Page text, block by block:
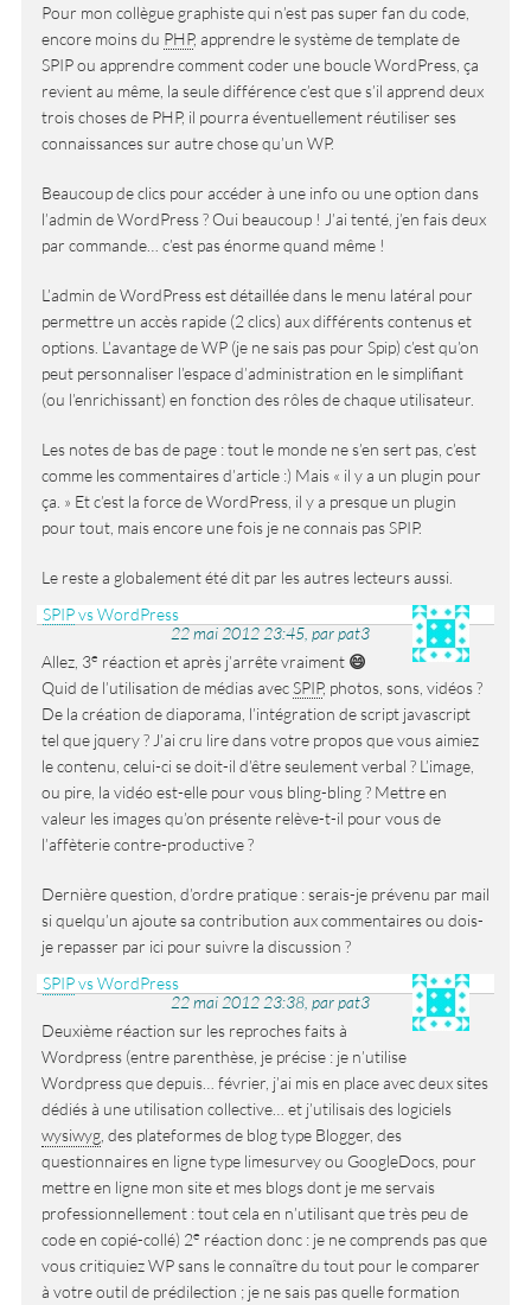
Pour mon collègue graphiste qui n’est pas super fan du code,
encore moins du PHP, apprendre le système de template de
SPIP ou apprendre comment coder une boucle WordPress, ça
revient au même, la seule différence c’est que s’il apprend deux
trois choses de PHP, il pourra éventuellement réutiliser ses
connaissances sur autre chose qu’un WP.
Beaucoup de clics pour accéder à une info ou une option dans
l’admin de WordPress ? Oui beaucoup ! J’ai tenté, j’en fais deux
par commande… c’est pas énorme quand même !
L’admin de WordPress est détaillée dans le menu latéral pour
permettre un accès rapide (2 clics) aux différents contenus et
options. L’avantage de WP (je ne sais pas pour Spip) c’est qu’on
peut personnaliser l’espace d’administration en le simplifiant
(ou l’enrichissant) en fonction des rôles de chaque utilisateur.
Les notes de bas de page : tout le monde ne s’en sert pas, c’est
comme les commentaires d’article :) Mais « il y a un plugin pour
ça. » Et c’est la force de WordPress, il y a presque un plugin
pour tout, mais encore une fois je ne connais pas SPIP.
Le reste a globalement été dit par les autres lecteurs aussi.
SPIPvs WordPress
22 mai 2012 23:45, par pat3
Allez, 3e réaction et après j’arrête vraiment 😄
Quid de l’utilisation de médias avecSPIP, photos, sons, vidéos ?
De la création de diaporama, l’intégration de script javascript
tel que jquery ? J’ai cru lire dans votre propos que vous aimiez
le contenu, celui-ci se doit-il d’être seulement verbal ? L’image,
ou pire, la vidéo est-elle pour vous bling-bling ? Mettre en
valeur les images qu’on présente relève-t-il pour vous de
l’affèterie contre-productive ?
Dernière question, d’ordre pratique : serais-je prévenu par mail
si quelqu’un ajoute sa contribution aux commentaires ou dois-
je repasser par ici pour suivre la discussion ?
SPIPvs WordPress
22 mai 2012 23:38, par pat3
Deuxième réaction sur les reproches faits à
Wordpress (entre parenthèse, je précise : je n’utilise
Wordpress que depuis… février, j’ai mis en place avec deux sites
dédiés à une utilisation collective… et j’utilisais des logiciels
wysiwyg, des plateformes de blog type Blogger, des
questionnaires en ligne type limesurvey ou GoogleDocs, pour
mettre en ligne mon site et mes blogs dont je me servais
professionnellement : tout cela en n’utilisant que très peu de
code en copié-collé) 2e réaction donc : je ne comprends pas que
vous critiquiez WP sans le connaître du tout pour le comparer
à votre outil de prédilection ; je ne sais pas quelle formation